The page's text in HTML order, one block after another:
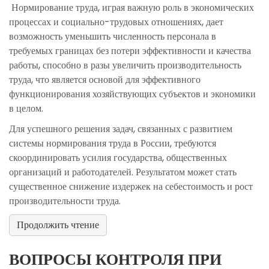
Нормирование труда, играя важную роль в экономических
процессах и социально-трудовых отношениях, дает
возможность уменьшить численность персонала в
требуемых границах без потери эффективности и качества
работы, способно в разы увеличить производительность
труда, что является основой для эффективного
функционирования хозяйствующих субъектов и экономики
в целом.
Для успешного решения задач, связанных с развитием
системы нормирования труда в России, требуются
скоординировать усилия государства, общественных
организаций и работодателей. Результатом может стать
существенное снижение издержек на себестоимость и рост
производительности труда.
Продолжить чтение
ВОПРОСЫ КОНТРОЛЯ ПРИ